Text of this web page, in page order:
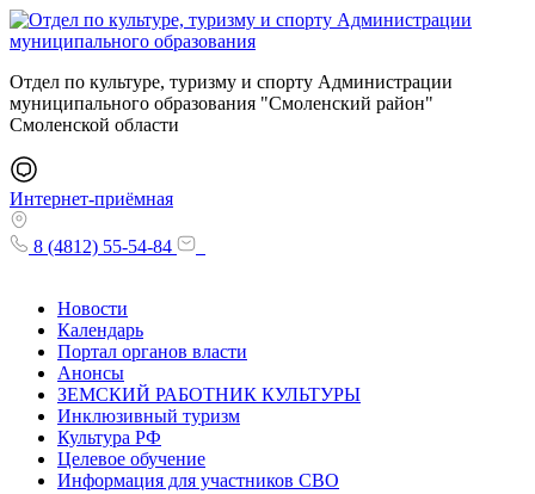
Отдел по культуре, туризму и спорту Администрации
муниципального образования "Смоленский район"
Смоленской области
Интернет-приёмная
8 (4812) 55-54-84
Новости
Календарь
Портал органов власти
Анонсы
ЗЕМСКИЙ РАБОТНИК КУЛЬТУРЫ
Инклюзивный туризм
Культура РФ
Целевое обучение
Информация для участников СВО